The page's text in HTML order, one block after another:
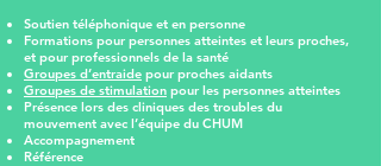
Soutien téléphonique et en personne
Formations pour personnes atteintes et leurs proches,
et pour professionnels de la santé
Groupes d’entraide pour proches aidants
Groupes de stimulation pour les personnes atteintes
Présence lors des cliniques des troubles du
mouvement avec l’équipe du CHUM
Accompagnement
Référence